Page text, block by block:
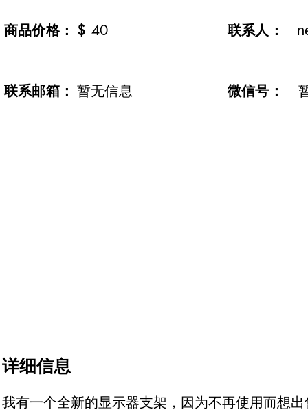
​商品价格： $ 40 联系人：
​联系邮箱： 暂无信息 微信号：
详细信息
我有一个全新的显示器支架，因为不再使用而想